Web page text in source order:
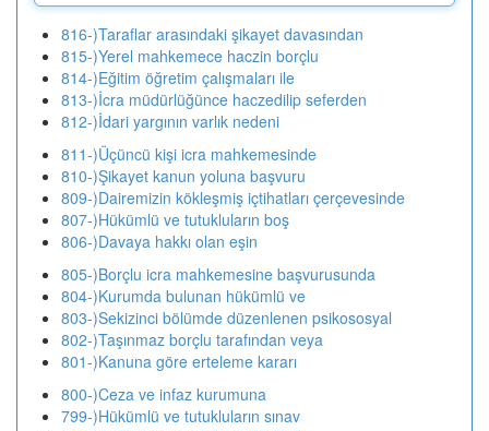
816-)Taraflar arasındaki şikayet davasından
815-)Yerel mahkemece haczin borçlu
814-)Eğitim öğretim çalışmaları ile
813-)İcra müdürlüğünce haczedilip seferden
812-)İdari yargının varlık nedeni
811-)Üçüncü kişi icra mahkemesinde
810-)Şikayet kanun yoluna başvuru
809-)Dairemizin kökleşmiş içtihatları çerçevesinde
807-)Hükümlü ve tutukluların boş
806-)Davaya hakkı olan eşin
805-)Borçlu icra mahkemesine başvurusunda
804-)Kurumda bulunan hükümlü ve
803-)Sekizinci bölümde düzenlenen psikososyal
802-)Taşınmaz borçlu tarafından veya
801-)Kanuna göre erteleme kararı
800-)Ceza ve infaz kurumuna
799-)Hükümlü ve tutukluların sınav